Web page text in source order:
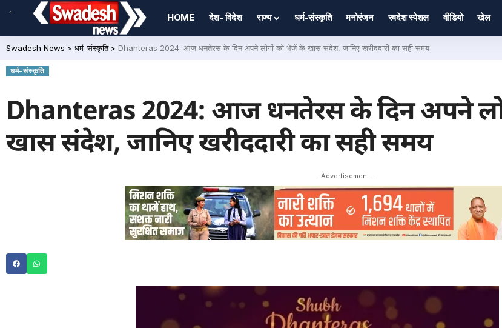
,
HOME देश- विदेश राज्य धर्म-संस्कृति मनोरंजन स्वदेश स्पेशल वीडियो खेल
Swadesh News > धर्म-संस्कृति> Dhanteras 2024: आज धनतेरस के दिन अपने लोगों को भेजें के खास संदेश, जानिए खरीददारी का सही समय
धर्म-संस्कृति
Dhanteras 2024: आज धनतेरस के दिन अपने
खास संदेश, जानिए खरीददारी का सही समय
- Advertisement -